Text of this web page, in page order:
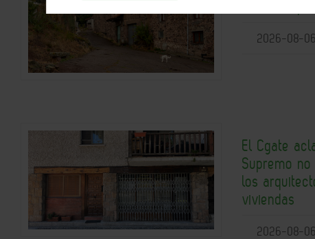
2026-08-06
El Cgate
Supremo
los
viviendas
2026-08-06